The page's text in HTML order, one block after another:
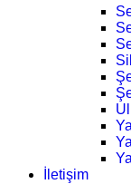
İletişim